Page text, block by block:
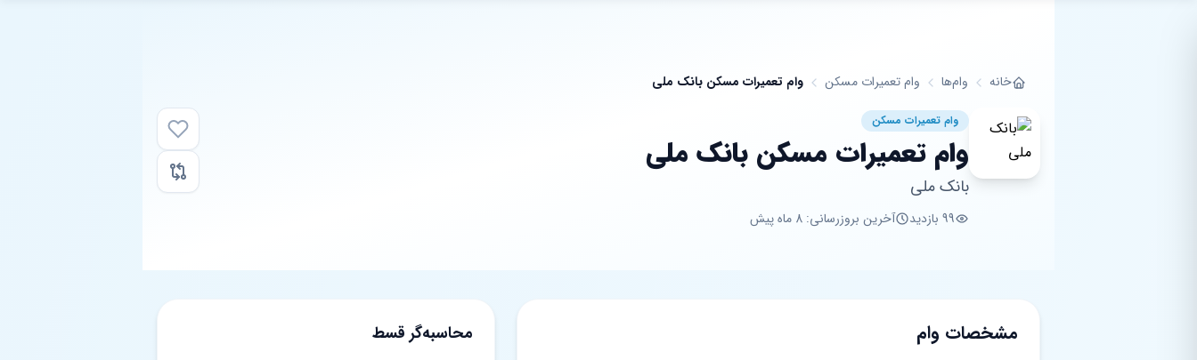
خانه وام‌ها وام تعمیرات مسکن وام تعمیرات مسکن بانک ملی
وام تعمیرات مسکن
وام تعمیرات مسکن بانک ملی
بانک ملی
99 بازدید آخرین بروزرسانی: 8 ماه پیش
مشخصات وام محاسبه‌گر قسط